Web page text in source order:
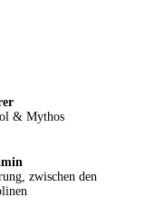
& Mythos
zwischen den